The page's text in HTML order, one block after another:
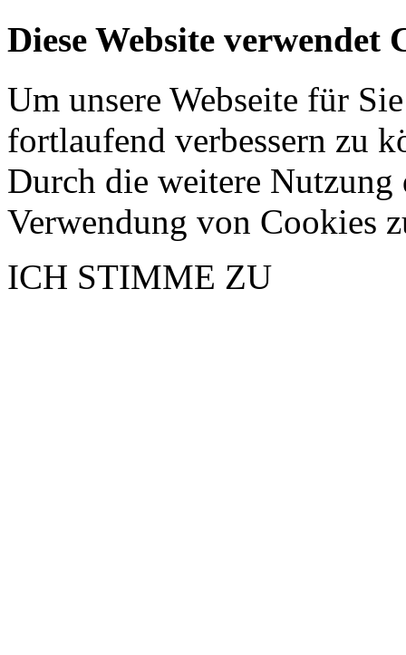
Diese Website verwendet
Um unsere Webseite für
fortlaufend verbessern zu
Durch die weitere Nutzung
Verwendung von Cookies
ICH STIMME ZU